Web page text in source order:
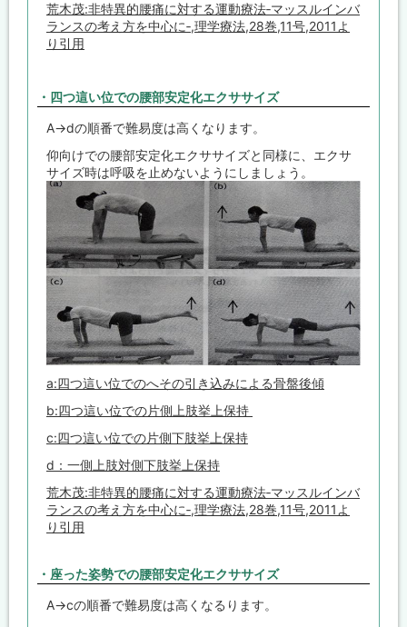
荒木茂:非特異的腰痛に対する運動療法‐マッスルインバ
ランスの考え方を中心に‐,理学療法,28巻,11号,2011よ
り引用
・四つ這い位での腰部安定化エクササイズ
A→dの順番で難易度は高くなります。
仰向けでの腰部安定化エクササイズと同様に、エクサ
サイズ時は呼吸を止めないようにしましょう。
a:四つ這い位でのへその引き込みによる骨盤後傾
b:四つ這い位での片側上肢挙上保持
c:四つ這い位での片側下肢挙上保持
d：一側上肢対側下肢挙上保持
荒木茂:非特異的腰痛に対する運動療法‐マッスルインバ
ランスの考え方を中心に‐,理学療法,28巻,11号,2011よ
り引用
・座った姿勢での腰部安定化エクササイズ
A→cの順番で難易度は高くなるります。